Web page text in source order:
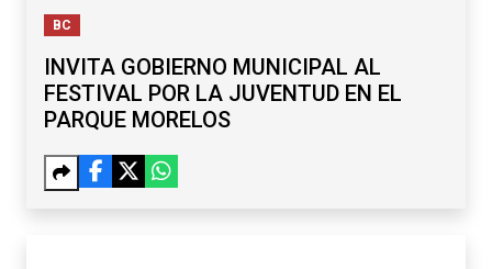
BC
INVITA GOBIERNO MUNICIPAL AL
FESTIVAL POR LA JUVENTUD EN EL
PARQUE MORELOS